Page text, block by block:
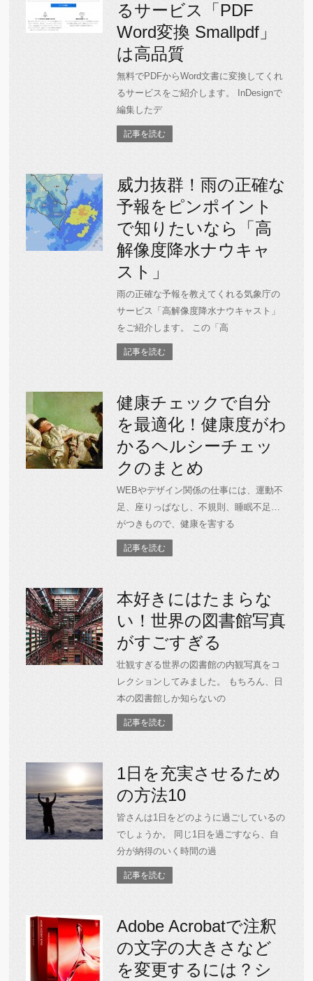
るサービス「PDF
Word変換 Smallpdf」
は高品質
無料でPDFからWord文書に変換してくれ
るサービスをご紹介します。 InDesignで
編集したデ
記事を読む
威力抜群！雨の正確な
予報をピンポイント
で知りたいなら「高
解像度降水ナウキャ
スト」
雨の正確な予報を教えてくれる気象庁の
サービス「高解像度降水ナウキャスト」
をご紹介します。 この「高
記事を読む
健康チェックで自分
を最適化！健康度がわ
かるヘルシーチェッ
クのまとめ
WEBやデザイン関係の仕事には、運動不
足、座りっぱなし、不規則、睡眠不足…
がつきもので、健康を害する
記事を読む
本好きにはたまらな
い！世界の図書館写真
がすごすぎる
壮観すぎる世界の図書館の内観写真をコ
レクションしてみました。 もちろん、日
本の図書館しか知らないの
記事を読む
1日を充実させるため
の方法10
皆さんは1日をどのように過ごしているの
でしょうか。 同じ1日を過ごすなら、自
分が納得のいく時間の過
記事を読む
Adobe Acrobatで注釈
の文字の大きさなど
を変更するには？シ